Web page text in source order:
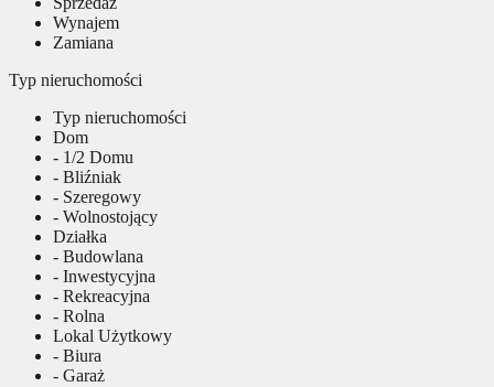
Wynajem
Zamiana
Typ nieruchomości
Typ nieruchomości
Dom
- 1/2 Domu
- Bliźniak
- Szeregowy
- Wolnostojący
Działka
- Budowlana
- Inwestycyjna
- Rekreacyjna
- Rolna
Lokal Użytkowy
- Biura
- Garaż